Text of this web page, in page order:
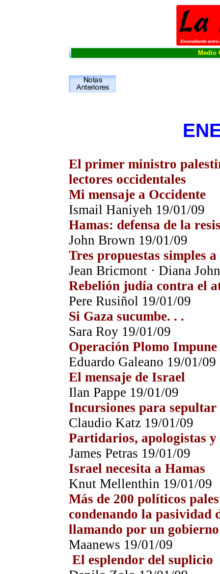
Medio
El primer ministro
lectores occidentales
Mi mensaje a Occidente
Ismail Haniyeh 19/01/09
Hamas: defensa de la
John Brown 19/01/09
Tres propuestas simples
Jean Bricmont · Diana
Rebelión judía contra el
Pere Rusiñol 19/01/09
Si Gaza sucumbe. . .
Sara Roy 19/01/09
Operación Plomo Impune
Eduardo Galeano 19/01/09
El mensaje de Israel
Ilan Pappe 19/01/09
Incursiones para sepultar
Claudio Katz 19/01/09
Partidarios, apologistas
James Petras 19/01/09
Israel necesita a Hamas
Knut Mellenthin 19/01/09
Más de 200 políticos
condenando la pasividad
llamando por un
Maanews 19/01/09
El esplendor del suplicio